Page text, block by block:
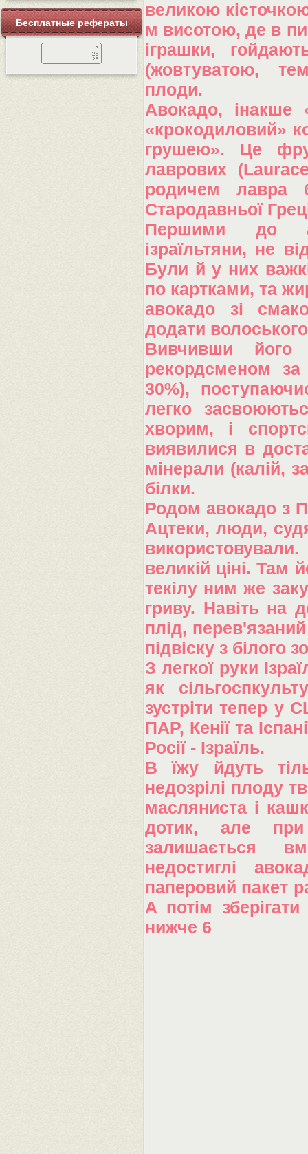
Бесплатные рефераты
великою
м висотою, де в
іграшки,
(жовтуватою,
плоди.
Авокадо, інакше
«крокодиловий»
грушею». Це
лаврових
родичем лавра
Стародавньої
Першими до
ізраїльтяни, не
Були й у них
по картками, та
авокадо зі
додати волоського
Вивчивши
рекордсменом за
30%),
легко
хворим, і
виявилися в
мінерали (калій,
білки.
Родом авокадо з
Ацтеки, люди,
великій ціні. Там
текілу ним же
гриву. Навіть на
плід,
підвіску з білого
З легкої руки
як
зустріти тепер у
ПАР, Кенії та
Росії - Ізраїль.
В їжу йдуть
недозрілі плоду
масляниста і
дотик, але при
залишається
недостиглі
паперовий пакет
А потім
нижче 6